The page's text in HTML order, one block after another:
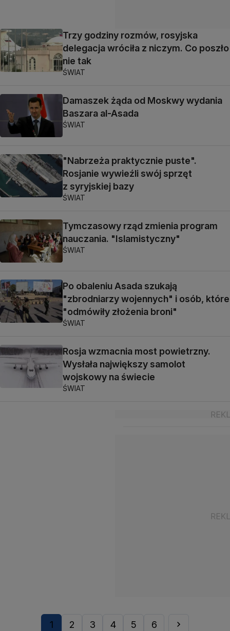
Trzy godziny rozmów, rosyjska
delegacja wróciła z niczym. Co poszło
nie tak
ŚWIAT
Damaszek żąda od Moskwy wydania
Baszara al-Asada
ŚWIAT
"Nabrzeża praktycznie puste".
Rosjanie wywieźli swój sprzęt
z syryjskiej bazy
ŚWIAT
Tymczasowy rząd zmienia program
nauczania. "Islamistyczny"
ŚWIAT
Po obaleniu Asada szukają
"zbrodniarzy wojennych" i osób, które
"odmówiły złożenia broni"
ŚWIAT
Rosja wzmacnia most powietrzny.
Wysłała największy samolot
wojskowy na świecie
ŚWIAT
1 2 3 4 5 6